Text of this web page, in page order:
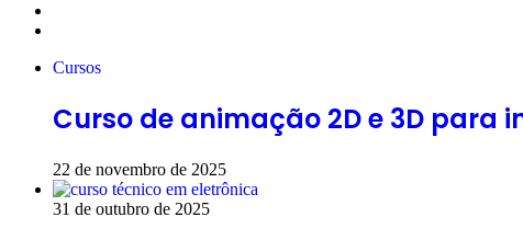
Cursos
Curso de animação 2D e 3D para
22 de novembro de 2025
31 de outubro de 2025